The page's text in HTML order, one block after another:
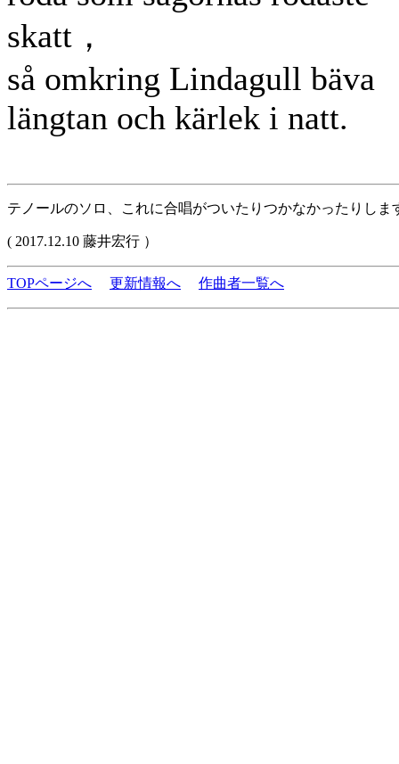
skatt，
så omkring Lindagull bäva
längtan och kärlek i natt.
テノールのソロ、これに合唱がついたりつかなかったりし
( 2017.12.10 藤井宏行 ）
TOPページへ 更新情報へ 作曲者一覧へ